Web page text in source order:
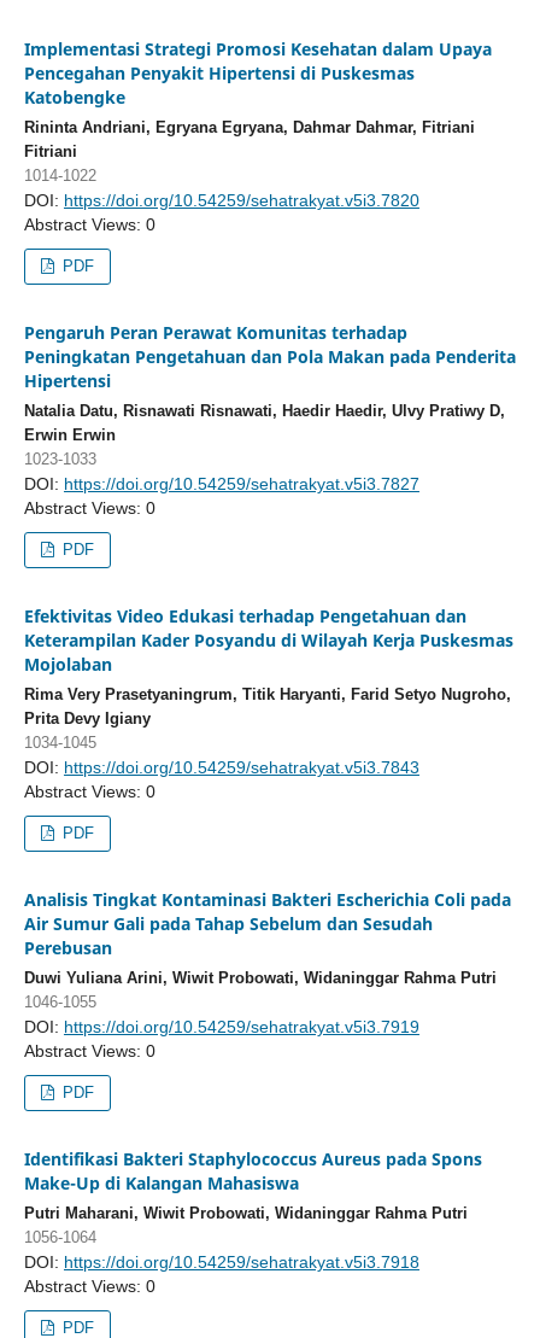
Implementasi Strategi Promosi Kesehatan dalam Upaya
Pencegahan Penyakit Hipertensi di Puskesmas
Katobengke
Rininta Andriani, Egryana Egryana, Dahmar Dahmar, Fitriani
Fitriani
1014-1022
DOI: https://doi.org/10.54259/sehatrakyat.v5i3.7820
Abstract Views: 0
PDF
Pengaruh Peran Perawat Komunitas terhadap
Peningkatan Pengetahuan dan Pola Makan pada Penderita
Hipertensi
Natalia Datu, Risnawati Risnawati, Haedir Haedir, Ulvy Pratiwy D,
Erwin Erwin
1023-1033
DOI: https://doi.org/10.54259/sehatrakyat.v5i3.7827
Abstract Views: 0
PDF
Efektivitas Video Edukasi terhadap Pengetahuan dan
Keterampilan Kader Posyandu di Wilayah Kerja Puskesmas
Mojolaban
Rima Very Prasetyaningrum, Titik Haryanti, Farid Setyo Nugroho,
Prita Devy Igiany
1034-1045
DOI: https://doi.org/10.54259/sehatrakyat.v5i3.7843
Abstract Views: 0
PDF
Analisis Tingkat Kontaminasi Bakteri Escherichia Coli pada
Air Sumur Gali pada Tahap Sebelum dan Sesudah
Perebusan
Duwi Yuliana Arini, Wiwit Probowati, Widaninggar Rahma Putri
1046-1055
DOI: https://doi.org/10.54259/sehatrakyat.v5i3.7919
Abstract Views: 0
PDF
Identifikasi Bakteri Staphylococcus Aureus pada Spons
Make-Up di Kalangan Mahasiswa
Putri Maharani, Wiwit Probowati, Widaninggar Rahma Putri
1056-1064
DOI: https://doi.org/10.54259/sehatrakyat.v5i3.7918
Abstract Views: 0
PDF